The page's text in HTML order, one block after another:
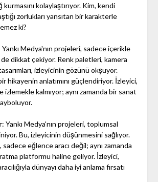
kolaylaştırıyor. Kim, kendi
zorlukları yansıtan bir karakterle
ki?
Yankı Medya'nın projeleri, sadece içerikle
dikkat çekiyor. Renk paletleri, kamera
izleyicinin gözünü okşuyor.
hikayenin anlatımını güçlendiriyor. İzleyici,
izlemekle kalmıyor; aynı zamanda bir sanat
: Yankı Medya'nın projeleri, toplumsal
Bu, izleyicinin düşünmesini sağlıyor.
sadece eğlence aracı değil; aynı zamanda
platformu haline geliyor. İzleyici,
dünyayı daha iyi anlama fırsatı